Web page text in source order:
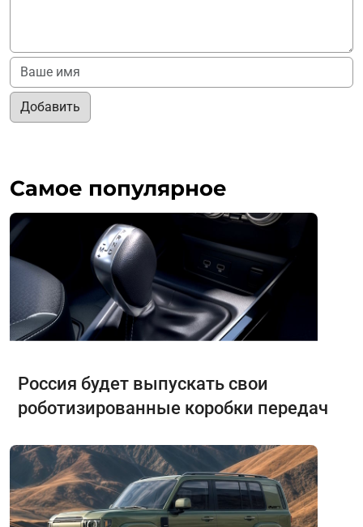
Добавить
Самое популярное
Россия будет выпускать свои
роботизированные коробки передач